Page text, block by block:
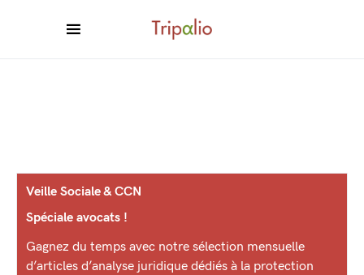
Veille Sociale & CCN
Spéciale avocats !
Gagnez du temps avec notre sélection mensuelle
d’articles d’analyse juridique dédiés à la protection